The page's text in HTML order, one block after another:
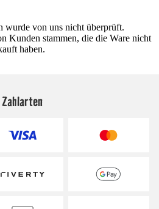
wurde von uns nicht überprüft.
Kunden stammen, die die Ware nicht
haben.
Zahlarten